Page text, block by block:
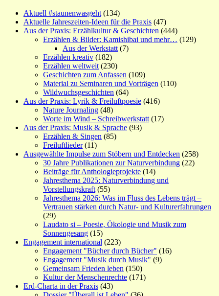
Aktuell #staunenwasgeht (134)
Aktuelle Jahreszeiten-Ideen für die Praxis (47)
Aus der Praxis: Erzählkultur & Geschichten (444)
Erzählen & Bilder: Kamishibai und mehr… (129)
Aus der Werkstatt (7)
Erzählen kreativ (182)
Erzählen weltweit (230)
Geschichten zum Anfassen (109)
Material zu Seminaren und Vorträgen (110)
Wildwuchsgeschichten (64)
Aus der Praxis: Lyrik & Freiluftpoesie (416)
Nature Journaling (48)
Worte im Wind – Schreibwerkstatt (17)
Aus der Praxis: Musik & Sprache (93)
Erzählen & Singen (85)
Freiluftlieder(11)
Ausgewählte Impulse zum Stöbern und Entdecken (258)
30 Jahre Publikationen zur Naturverbindung (22)
Beiträge für Anthologieprojekte (14)
Jahresthema 2025: Naturverbindung und
Vorstellungskraft (55)
Jahresthema 2026: Was im Fluss des Lebens trägt –
Vertrauen stärken durch Natur- und Kulturerfahrungen
(29)
Laudato si – Poesie, Ökologie und Musik zum
Sonnengesang (15)
Engagement international (223)
Engagement "Bücher durch Bücher" (16)
Engagement "Musik durch Musik" (9)
Gemeinsam Frieden leben (150)
Kultur der Menschenrechte (171)
Erd-Charta in der Praxis (43)